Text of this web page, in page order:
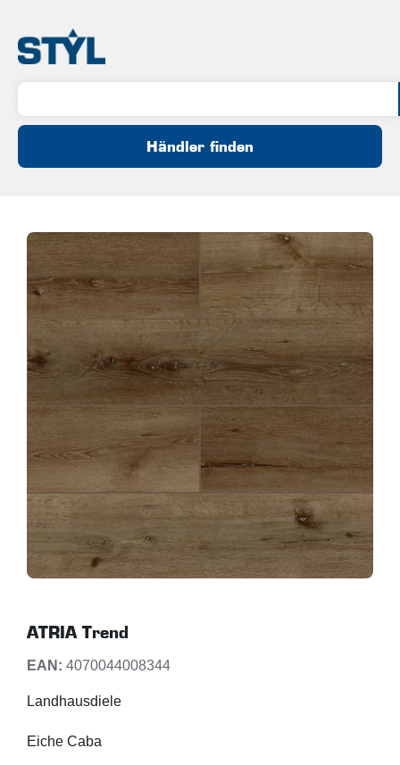
Händler finden
ATRIA Trend
EAN: 4070044008344
Landhausdiele
Eiche Caba